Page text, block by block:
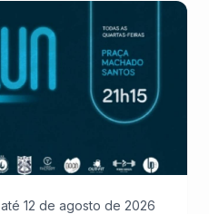
até 12 de agosto de 2026